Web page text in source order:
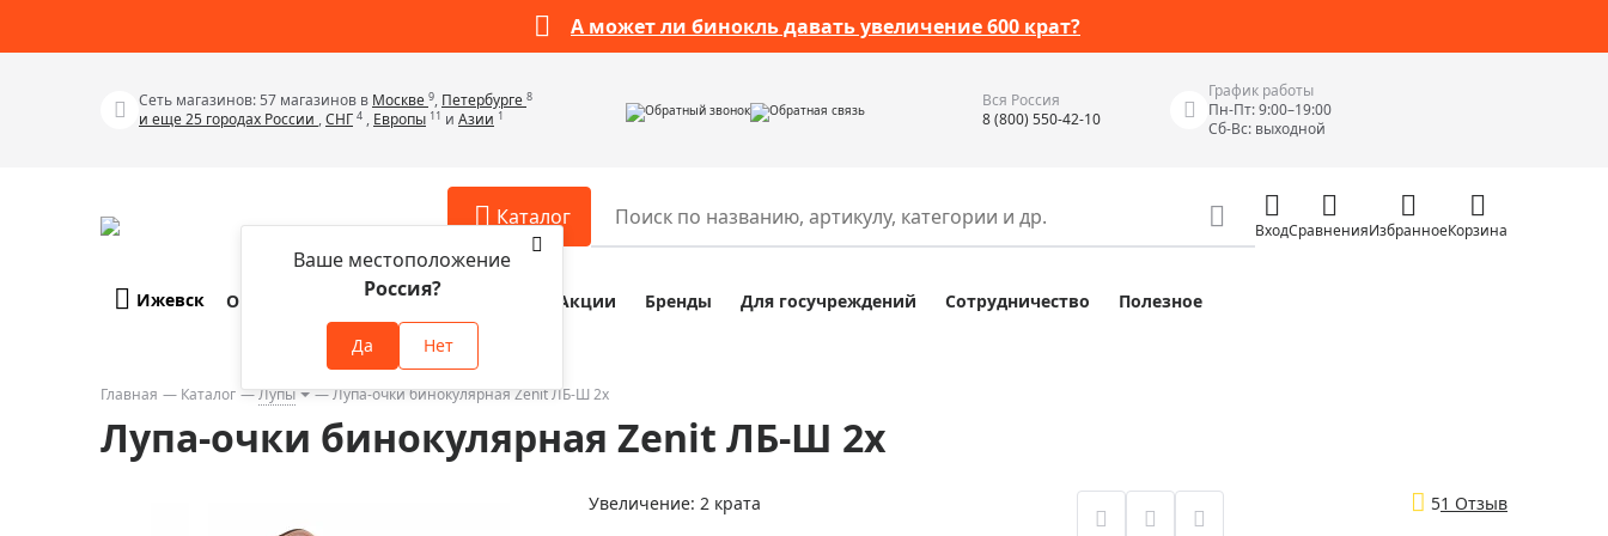
А может ли бинокль давать увеличение 600 крат?
Сеть магазинов: 57 магазинов в Москве 9, Петербурге 8
и еще 25 городах России ,СНГ 4 , Европы 11 и Азии 1 Обратный звонок Обратная связь
Вся Россия
8 (800) 550-42-10
График работы
Пн-Пт: 9:00–19:00
Сб-Вс: выходной
Каталог
Телескопы
Бинокли
Зрительные трубы
Аксессуары для микроскопов
Аксессуары для зрительных труб
Аксессуары для биноклей
Аксессуары для луп
Разное
Наборы исследователя Bresser Junior
Измерительные инструменты
Приборы неразрушающего контроля
ВходСравненияИзбранноеКорзина
Ижевск
Ваше местоположение
Россия?
Да Нет
О компании Оплата и доставка Акции Бренды Для госучреждений Сотрудничество Полезное
Главная Каталог Лупы Лупа-очки бинокулярная Zenit ЛБ-Ш 2x
Лупа-очки бинокулярная Zenit ЛБ-Ш 2x
Увеличение: 2 крата 51 Отзыв